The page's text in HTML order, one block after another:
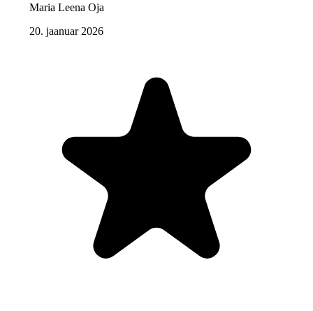
Maria Leena Oja
20. jaanuar 2026